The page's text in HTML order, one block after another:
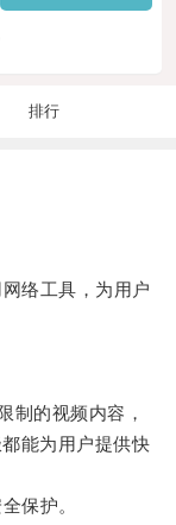
排行
络工具，为用户
的视频内容，
能为用户提供快
保护。